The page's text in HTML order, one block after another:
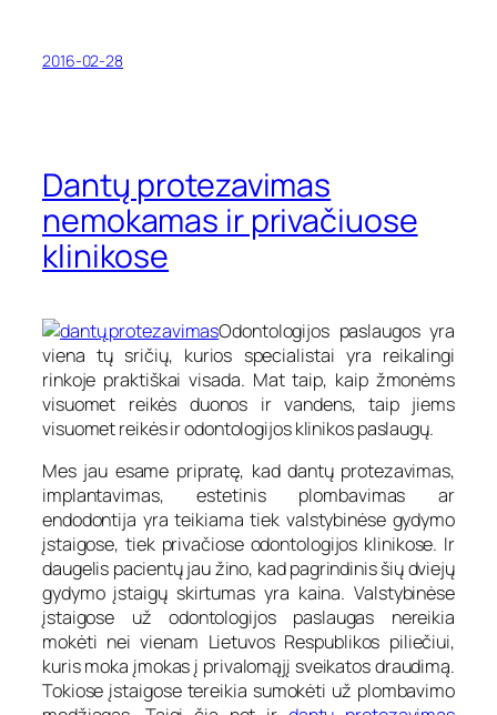
2016-02-28
Dantų protezavimas
nemokamas ir privačiuose
klinikose
Odontologijos paslaugos yra
viena tų sričių, kurios specialistai yra reikalingi
rinkoje praktiškai visada. Mat taip, kaip žmonėms
visuomet reikės duonos ir vandens, taip jiems
visuomet reikės ir odontologijos klinikos paslaugų.
Mes jau esame pripratę, kad dantų protezavimas,
implantavimas, estetinis plombavimas ar
endodontija yra teikiama tiek valstybinėse gydymo
įstaigose, tiek privačiose odontologijos klinikose. Ir
daugelis pacientų jau žino, kad pagrindinis šių dviejų
gydymo įstaigų skirtumas yra kaina. Valstybinėse
įstaigose už odontologijos paslaugas nereikia
mokėti nei vienam Lietuvos Respublikos piliečiui,
kuris moka įmokas į privalomąjį sveikatos draudimą.
Tokiose įstaigose tereikia sumokėti už plombavimo